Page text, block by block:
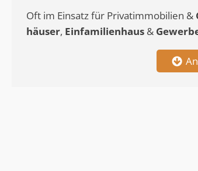
Oft im Einsatz für Privatimmobilien &
häuser, Einfamilienhaus &